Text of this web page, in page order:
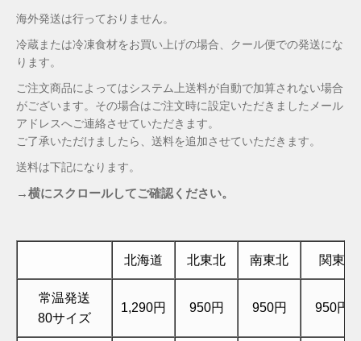
海外発送は行っておりません。
冷蔵または冷凍食材をお買い上げの場合、クール便での発送にな
ります。
ご注文商品によってはシステム上送料が自動で加算されない場合
がございます。その場合はご注文時に設定いただきましたメール
アドレスへご連絡させていただきます。
ご了承いただけましたら、送料を追加させていただきます。
送料は下記になります。
→横にスクロールしてご確認ください。
北海道 北東北 南東北 関東
常温発送
80サイズ
1,290円 950円 950円 950円